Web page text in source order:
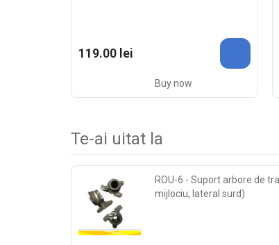
119.00 lei
Buy now
Te-ai uitat la
ROU-6 - Suport arbore de
mijlociu, lateral surd)